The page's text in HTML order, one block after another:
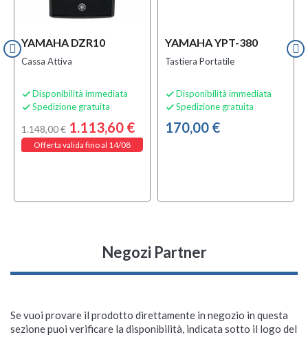
YAMAHA DZR10
Cassa Attiva
 Disponibilità immediata
 Spedizione gratuita
1.148,00 € 1.113,60 €
Offerta valida fino al 14/08
YAMAHA YPT-380
Tastiera Portatile
 Disponibilità immediata
 Spedizione gratuita
170,00 €
Negozi Partner
Se vuoi provare il prodotto direttamente in negozio in questa
sezione puoi verificare la disponibilità, indicata sotto il logo del